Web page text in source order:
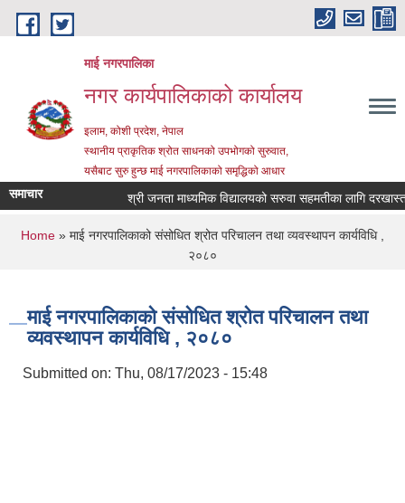
Skip to main content
माई नगरपालिका
नगर कार्यपालिकाको कार्यालय
इलाम, कोशी प्रदेश, नेपाल
स्थानीय प्राकृतिक श्रोत साधनको उपभोगको सुरुवात,
यसैबाट सुरु हुन्छ माई नगरपालिकाको समृद्धिको आधार
समाचार श्री जनता माध्यमिक विद्यालयको सरुवा सहमतीका लागि दरखास्त
You are here
Home » माई नगरपालिकाको संसोधित श्रोत परिचालन तथा व्यवस्थापन कार्यविधि ,
२०८०
माई नगरपालिकाको संसोधित श्रोत परिचालन तथा
व्यवस्थापन कार्यविधि , २०८०
Submitted on: Thu, 08/17/2023 - 15:48